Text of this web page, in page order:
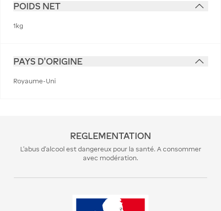
POIDS NET
1kg
PAYS D'ORIGINE
Royaume-Uni
REGLEMENTATION
L’abus d’alcool est dangereux pour la santé. A consommer
avec modération.